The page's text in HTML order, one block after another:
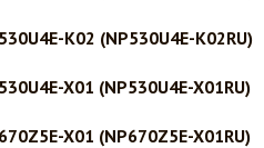
K02 (NP530U4E-K02RU)
X01 (NP530U4E-X01RU)
X01 (NP670Z5E-X01RU)